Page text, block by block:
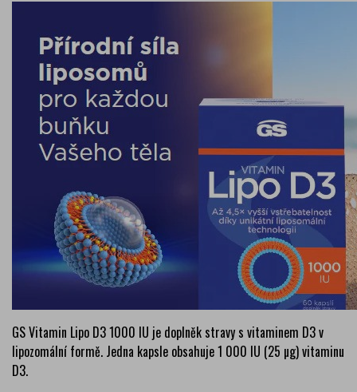
GS Vitamin Lipo D3 1000 IU je doplněk stravy s vitaminem D3 v
lipozomální formě. Jedna kapsle obsahuje 1 000 IU (25 µg) vitaminu
D3.